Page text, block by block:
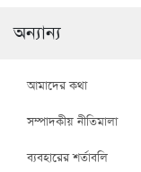
অন্যান্য
আমাদের কথা
সম্পাদকীয় নীতিমালা
ব্যবহারের শর্তাবলি